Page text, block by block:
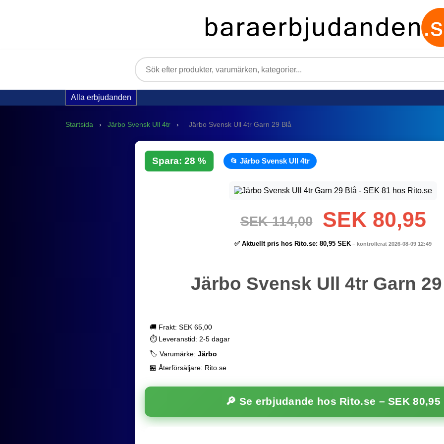
Alla erbjudanden
Startsida › Järbo Svensk Ull 4tr › Järbo Svensk Ull 4tr Garn 29 Blå
Spara: 28 % 📂 Järbo Svensk Ull 4tr
SEK 114,00 SEK 80,95
✅ Aktuellt pris hos Rito.se: 80,95 SEK – kontrollerat 2026-08-09 12:49
Järbo Svensk Ull 4tr Garn
🚚 Frakt: SEK 65,00
⏱️ Leveranstid: 2-5 dagar
🏷️ Varumärke: Järbo
🏪 Återförsäljare: Rito.se
🔎 Se erbjudande hos Rito.se –SEK 80,95